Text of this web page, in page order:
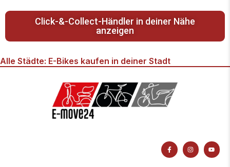
Click-&-Collect-Händler in deiner Nähe
anzeigen
Alle Städte: E-Bikes kaufen in deiner Stadt
F
a
c
I
n
s
Y
o
u